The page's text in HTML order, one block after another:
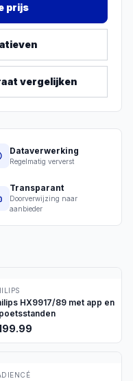
prijs
vergelijken
Dataverwerking
Regelmatig ververst
Transparant
Doorverwijzing naar
aanbieder
HX9917/89 met app en